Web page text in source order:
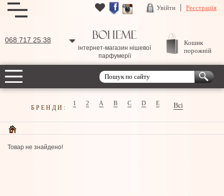
Увійти Реєстрація
068 717 25 38
інтернет-магазин нішевої
парфумерії
Кошик
порожній
БРЕНДИ:
1 2 A B C D E Всі
Товар не знайдено!